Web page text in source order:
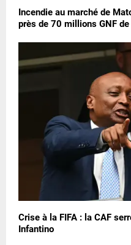
Incendie au marché de
près de 70 millions GNF
Crise à la FIFA : la CAF
Infantino